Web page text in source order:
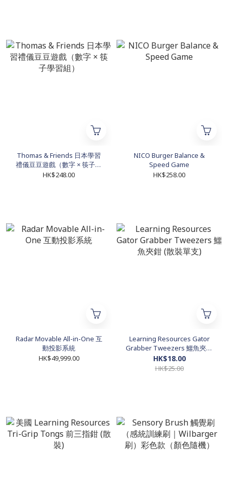
Thomas & Friends 日本學習
禮儀豆豆遊戲（數字 × 筷子學
習組）
HK$248.00
NICO Burger Balance &
Speed Game
HK$258.00
Radar Movable All-in-One 互
動投影系統
HK$49,999.00
Learning Resources Gator
Grabber Tweezers 鱷魚夾鉗
(散裝單支)
HK$18.00
HK$25.00